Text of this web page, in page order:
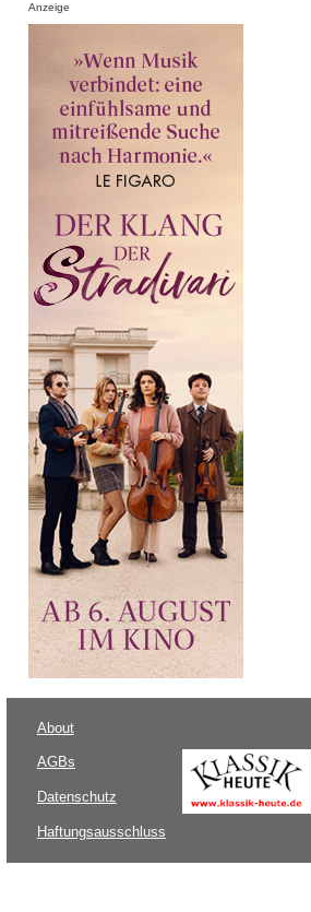
Anzeige
About
AGBs
Datenschutz
Haftungsausschluss